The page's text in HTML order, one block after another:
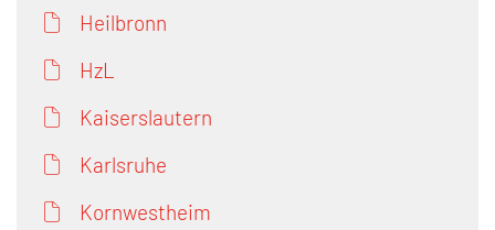
Heilbronn
HzL
Kaiserslautern
Karlsruhe
Kornwestheim